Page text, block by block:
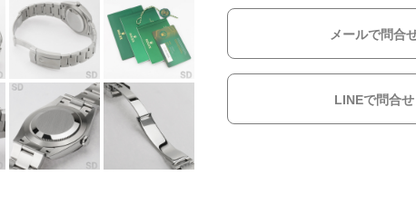
メールで問合
LINEで問合せ